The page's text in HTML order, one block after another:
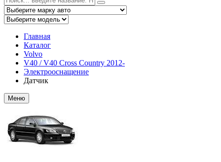
Главная
Каталог
Volvo
V40 / V40 Cross Country 2012-
Электрооснащение
Датчик
Меню